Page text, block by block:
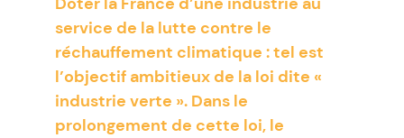
service de la lutte contre le
réchauffement climatique : tel est
l’objectif ambitieux de la loi dite «
industrie verte ». Dans le
prolongement de cette loi, le